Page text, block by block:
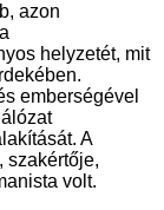
azon
helyzetét, mit
emberségével
A
szakértője,
volt.